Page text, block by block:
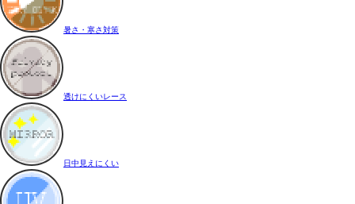
暑さ・寒さ対策
透けにくいレース
日中見えにくい